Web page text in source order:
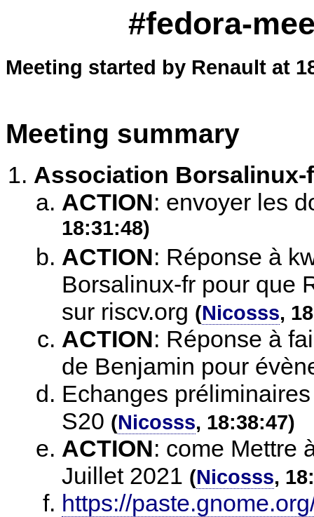
#fedora-
Meeting started by Renault at
Meeting summary
Association Borsalinux-
ACTION: envoyer les
18:31:48)
ACTION: Réponse à
Borsalinux-fr pour que
sur riscv.org (Nicosss,
ACTION: Réponse à
de Benjamin pour
Echanges
S20 (Nicosss, 18:38:47)
ACTION: come Mettre
Juillet 2021 (Nicosss,
https://